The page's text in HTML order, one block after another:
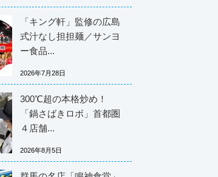
「キング軒」監修の広島
式汁なし担担麺／サンヨ
ー食品...
2026年7月28日
300℃超の本格炒め！
「鍋さばきロボ」首都圏
４店舗...
2026年8月5日